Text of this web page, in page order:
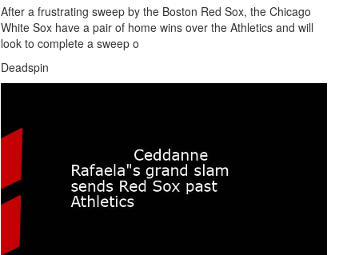
After a frustrating sweep by the Boston Red Sox, the Chicago
White Sox have a pair of home wins over the Athletics and will
look to complete a sweep o
Deadspin